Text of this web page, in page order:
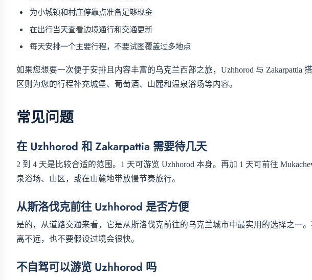
为小城镇和村庄停靠点准备足够现金
在出行当天查看边境通行和交通更新
每天安排一个主要行程，不要试图覆盖过多地点
如果您想要一次便于安排且内容丰富的乌克兰西部之旅，Uzhhorod 与 Zakarpattia
区则为您的行程补充城堡、葡萄酒、山麓和温泉浴场等内容。
常见问题
在 Uzhhorod 和 Zakarpattia 需要待几天
2 到 4 天是比较合适的范围。1 天可游览 Uzhhorod 本身。再加 1 天可前往
泉浴场、山区，或在山麓地带放慢节奏旅行。
从斯洛伐克前往 Uzhhorod 是否方便
是的，从道路交通来看，它是从斯洛伐克前往的乌克兰城市中最实用的选择之一
离不远，也不要假设过境会很快。
不自驾可以游览 Uzhhorod 吗